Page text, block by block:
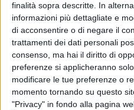
finalità sopra descritte. In
informazioni più dettagliate e
di acconsentire o di negare il
trattamenti dei dati personali
consenso, ma hai il diritto di
preferenze si applicheranno
modificare le tue preferenze o
momento tornando su questo
"Privacy" in fondo alla pagina
fantastiche”
di Emanuela